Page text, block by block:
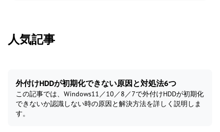
人気記事
外付けHDDが初期化できない原因と対処法6つ
この記事では、Windows11／10／8／7で外付けHDDが初期化
できないか認識しない時の原因と解決方法を詳しく説明しま
す。